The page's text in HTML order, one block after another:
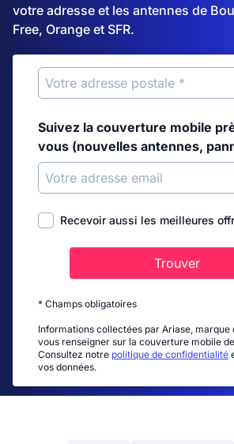
votre adresse et les antennes de
Free, Orange et SFR.
Suivez la couverture mobile
vous (nouvelles antennes,
Recevoir aussi les meilleures
Trouver
* Champs obligatoires
Informations collectées par Ariase, marque
vous renseigner sur la couverture mobile
Consultez notre politique de confidentialité
vos données.